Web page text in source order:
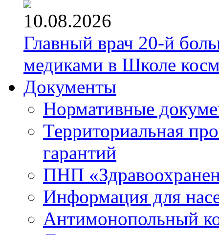
10.08.2026
Главный врач 20-й
медиками в Школе
Документы
Нормативные
Территориальная
гарантий
ПНП
Информация для
Антимонопольный